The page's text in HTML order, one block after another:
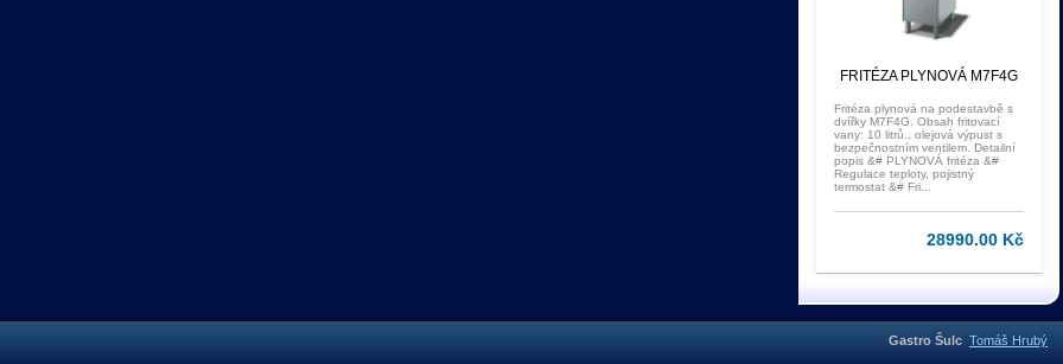
FRITÉZA PLYNOVÁ M7F4G
Fritéza plynová na podestavbě s
dvířky M7F4G. Obsah fritovací
vany: 10 litrů., olejová výpust s
bezpečnostním ventilem. Detailní
popis &# PLYNOVÁ fritéza &#
Regulace teploty, pojistný
termostat &# Fri...
28990.00 Kč
Gastro Šulc Tomáš Hrubý